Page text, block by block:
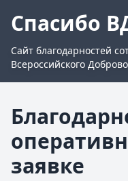
Спасибо
Сайт благодарностей
Всероссийского
заявке